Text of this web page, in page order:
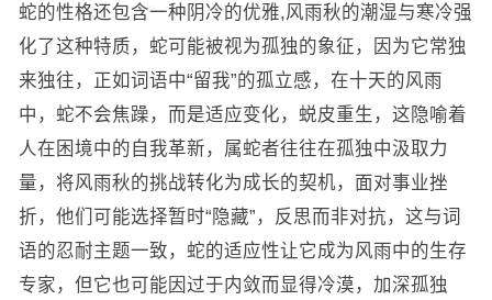
蛇的性格还包含一种阴冷的优雅,风雨秋的潮湿与寒冷强
化了这种特质，蛇可能被视为孤独的象征，因为它常独
来独往，正如词语中“留我”的孤立感，在十天的风雨
中，蛇不会焦躁，而是适应变化，蜕皮重生，这隐喻着
人在困境中的自我革新，属蛇者往往在孤独中汲取力
量，将风雨秋的挑战转化为成长的契机，面对事业挫
折，他们可能选择暂时“隐藏”，反思而非对抗，这与词
语的忍耐主题一致，蛇的适应性让它成为风雨中的生存
专家，但它也可能因过于内敛而显得冷漠，加深孤独